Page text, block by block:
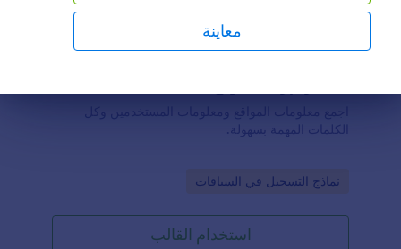
معاينة
اجمع معلومات المواقع ومعلومات المستخدمين وكل
الكلمات المهمة بسهولة.
Go to Category:
نماذج التسجيل في السباقات
استخدام القالب